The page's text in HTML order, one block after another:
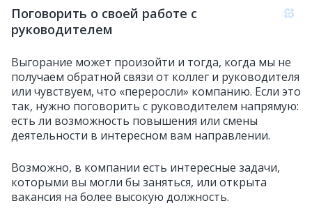
Поговорить о своей работе с
руководителем
Выгорание может произойти и тогда, когда мы не
получаем обратной связи от коллег и руководителя
или чувствуем, что «переросли» компанию. Если это
так, нужно поговорить с руководителем напрямую:
есть ли возможность повышения или смены
деятельности в интересном вам направлении.
Возможно, в компании есть интересные задачи,
которыми вы могли бы заняться, или открыта
вакансия на более высокую должность.